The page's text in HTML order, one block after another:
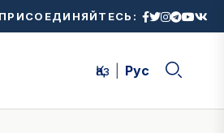
ПРИСОЕДИНЯЙТЕСЬ:
Қаз Рус